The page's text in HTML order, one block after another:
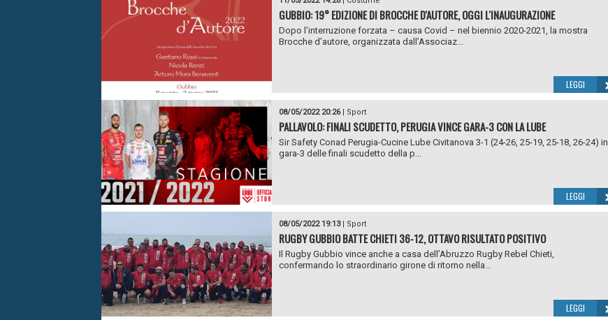
GUBBIO: 19° EDIZIONE DI BROCCHE D'AUTORE, OGGI L'INAUGURAZIONE
Dopo l’interruzione forzata – causa Covid – nel biennio 2020-2021, la mostra
Brocche d’autore, organizzata dall’Associaz...
LEGGI
08/05/2022 20:26| Sport
PALLAVOLO: FINALI SCUDETTO, PERUGIA VINCE GARA-3 CON LA LUBE
Sir Safety Conad Perugia-Cucine Lube Civitanova 3-1 (24-26, 25-19, 25-18, 26-24) in
gara-3 delle finali scudetto della p...
LEGGI
08/05/2022 19:13| Sport
RUGBY GUBBIO BATTE CHIETI 36-12, OTTAVO RISULTATO POSITIVO
Il Rugby Gubbio vince anche a casa dell’Abruzzo Rugby Rebel Chieti,
confermando lo straordinario girone di ritorno nella...
LEGGI